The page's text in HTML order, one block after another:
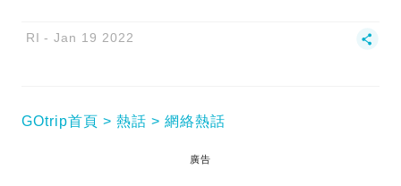
RI Jan 19 2022
GOtrip首頁 熱話 網絡熱話
廣告